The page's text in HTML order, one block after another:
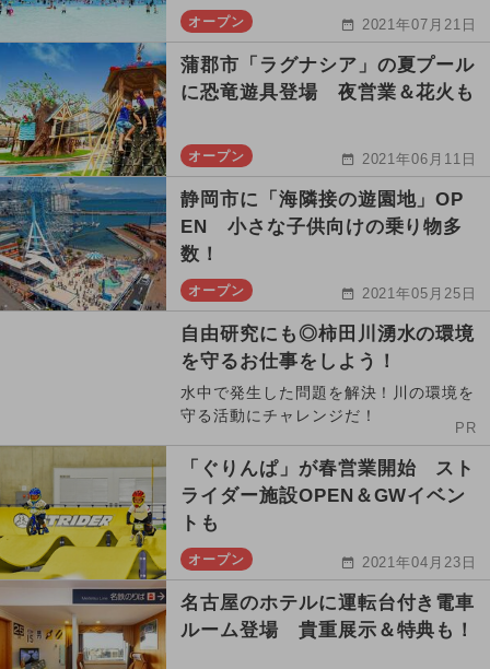
オープン 2021年07月21日
蒲郡市「ラグナシア」の夏プール
に恐竜遊具登場 夜営業＆花火も
オープン 2021年06月11日
静岡市に「海隣接の遊園地」OP
EN 小さな子供向けの乗り物多
数！
オープン 2021年05月25日
自由研究にも◎柿田川湧水の環境
を守るお仕事をしよう！
水中で発生した問題を解決！川の環境を
守る活動にチャレンジだ！
PR
「ぐりんぱ」が春営業開始 スト
ライダー施設OPEN＆GWイベン
トも
オープン 2021年04月23日
名古屋のホテルに運転台付き電車
ルーム登場 貴重展示＆特典も！